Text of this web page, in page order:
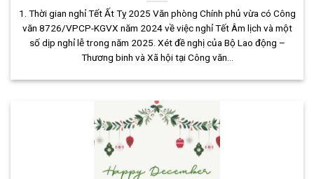
1. Thời gian nghỉ Tết Ất Tỵ 2025 Văn phòng Chính phủ vừa có Công
văn 8726/VPCP-KGVX năm 2024 về việc nghỉ Tết Âm lịch và một
số dịp nghỉ lễ trong năm 2025. Xét đề nghị của Bộ Lao động –
Thương binh và Xã hội tại Công văn...